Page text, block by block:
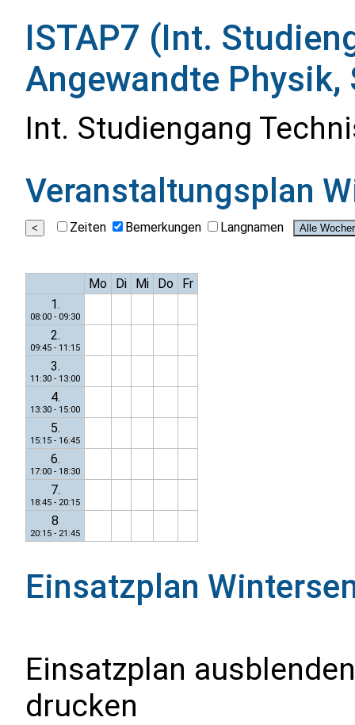
ISTAP7 (Int.
Angewandte Physik,
Int. Studiengang
Veranstaltungsplan
Zeiten Bemerkungen Langnamen
Mo Di Mi Do
Fr
1.
08:00 - 09:30
2.
09:45 - 11:15
3.
11:30 - 13:00
4.
13:30 - 15:00
5.
15:15 - 16:45
6.
17:00 - 18:30
7.
18:45 - 20:15
8
20:15 - 21:45
Einsatzplan
Einsatzplan
drucken